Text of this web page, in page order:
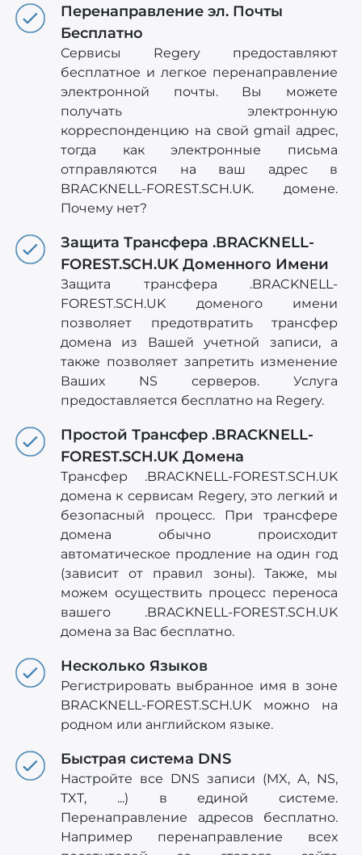
Перенаправление эл. Почты
Бесплатно
Сервисы Regery предоставляют
бесплатное и легкое перенаправление
электронной почты. Вы можете
получать электронную
корреспонденцию на свой gmail адрес,
тогда как электронные письма
отправляются на ваш адрес в
BRACKNELL-FOREST.SCH.UK. домене.
Почему нет?
Защита Трансфера .BRACKNELL-
FOREST.SCH.UK Доменного Имени
Защита трансфера .BRACKNELL-
FOREST.SCH.UK доменого имени
позволяет предотвратить трансфер
домена из Вашей учетной записи, а
также позволяет запретить изменение
Ваших NS серверов. Услуга
предоставляется бесплатно на Regery.
Простой Трансфер .BRACKNELL-
FOREST.SCH.UK Домена
Трансфер .BRACKNELL-FOREST.SCH.UK
домена к сервисам Regery, это легкий и
безопасный процесс. При трансфере
домена обычно происходит
автоматическое продление на один год
(зависит от правил зоны). Также, мы
можем осуществить процесс переноса
вашего .BRACKNELL-FOREST.SCH.UK
домена за Вас бесплатно.
Несколько Языков
Регистрировать выбранное имя в зоне
BRACKNELL-FOREST.SCH.UK можно на
родном или английском языке.
Быстрая система DNS
Настройте все DNS записи (MX, A, NS,
TXT, ...) в единой системе.
Перенаправление адресов бесплатно.
Например перенаправление всех